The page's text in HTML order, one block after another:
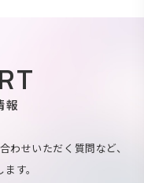
報
わせいただく質問など、
す。